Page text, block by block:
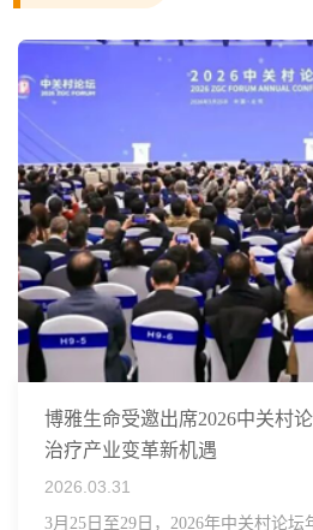
博雅生命受邀出席2026中关村
治疗产业变革新机遇
2026.03.31
3月25日至29日，2026年中关村论